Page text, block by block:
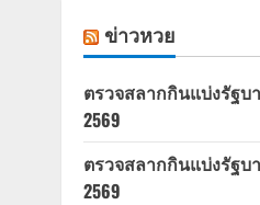
ข่าวหวย
ตรวจสลากกินแบ่งรัฐบ
2569
ตรวจสลากกินแบ่งรัฐบ
2569